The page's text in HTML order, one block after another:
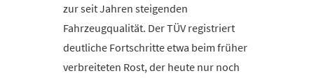
zur seit Jahren steigenden
Fahrzeugqualität. Der TÜV registriert
deutliche Fortschritte etwa beim früher
verbreiteten Rost, der heute nur noch